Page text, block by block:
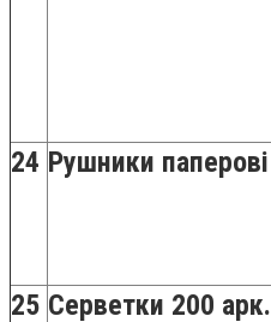
24 Рушники паперові
25 Серветки 200 арк.